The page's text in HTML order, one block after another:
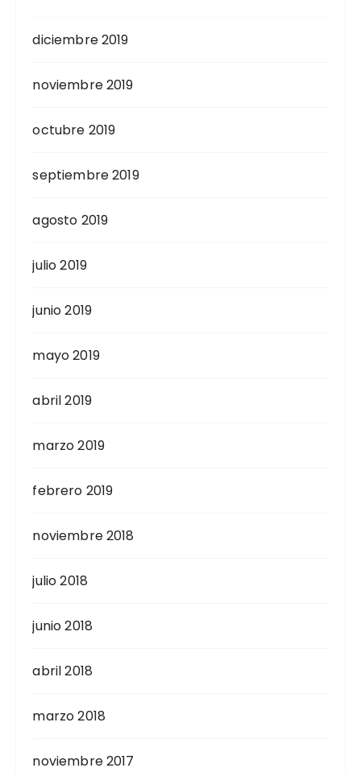
diciembre 2019
noviembre 2019
octubre 2019
septiembre 2019
agosto 2019
julio 2019
junio 2019
mayo 2019
abril 2019
marzo 2019
febrero 2019
noviembre 2018
julio 2018
junio 2018
abril 2018
marzo 2018
noviembre 2017